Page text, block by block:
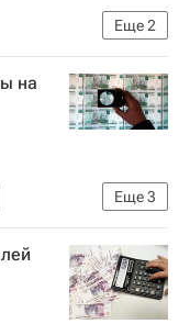
Еще2
на
Еще3